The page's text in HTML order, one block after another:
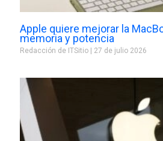
Apple quiere mejorar la
memoria y potencia
Redacción de ITSitio 27 de julio 2026